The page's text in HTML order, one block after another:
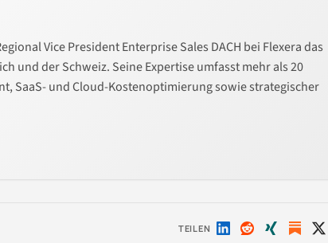
Vice President Enterprise Sales DACH bei Flexera das
und der Schweiz. Seine Expertise umfasst mehr als 20
SaaS- und Cloud-Kostenoptimierung sowie strategischer
TEILEN Auf Auf Auf Auf